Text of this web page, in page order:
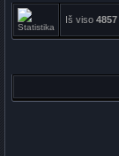
Iš viso 4857